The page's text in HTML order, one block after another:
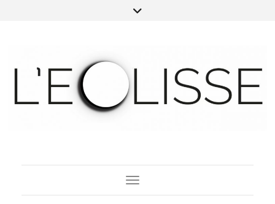
Toggle Navigation